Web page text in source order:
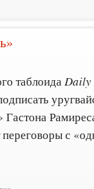
таблоида
с